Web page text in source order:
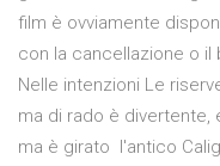
film è ovviamente
con la cancellazione o il
Nelle intenzioni Le
ma di rado è divertente,
ma è girato l'antico